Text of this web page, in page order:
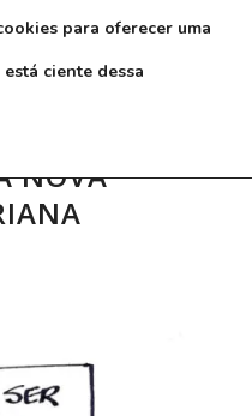
NOVA
para oferecer uma
ciente dessa